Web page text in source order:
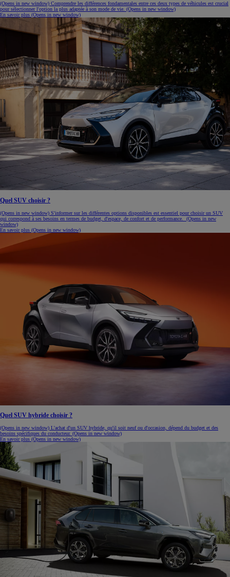
(Opens in new window) Comprendre les différences fondamentales entre ces deux types de véhicules est crucial
pour sélectionner l'option la plus adaptée à son mode de vie. (Opens in new window)
En savoir plus (Opens in new window)
Quel SUV choisir ?
(Opens in new window) S'informer sur les différentes options disponibles est essentiel pour choisir un SUV
qui correspond à ses besoins en termes de budget, d'espace, de confort et de performance. (Opens in new
window)
En savoir plus (Opens in new window)
Quel SUV hybride choisir ?
(Opens in new window) L'achat d'un SUV hybride, qu'il soit neuf ou d'occasion, dépend du budget et des
besoins spécifiques du conducteur. (Opens in new window)
En savoir plus (Opens in new window)